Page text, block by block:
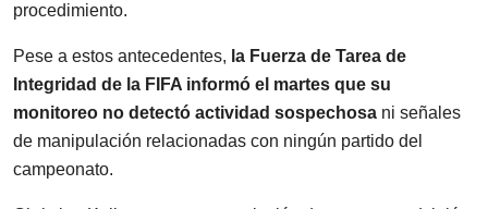
procedimiento.
Pese a estos antecedentes, la Fuerza de Tarea de
Integridad de la FIFA informó el martes que su
monitoreo no detectó actividad sospechosa ni señales
de manipulación relacionadas con ningún partido del
campeonato.